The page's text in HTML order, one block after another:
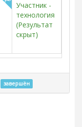
Участник -
технология
(Результат
скрыт)
завершён